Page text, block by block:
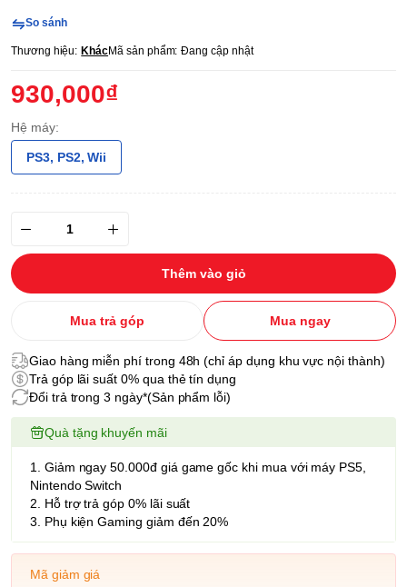
So sánh
Thương hiệu: KhácMã sản phẩm: Đang cập nhật
930,000₫
Hệ máy:
PS3, PS2, Wii
Thêm vào giỏ
Mua trả góp Mua ngay
Giao hàng miễn phí trong 48h (chỉ áp dụng khu vực nội thành)
Trả góp lãi suất 0% qua thẻ tín dụng
Đổi trả trong 3 ngày*(Sản phẩm lỗi)
Quà tặng khuyến mãi
1. Giảm ngay 50.000đ giá game gốc khi mua với máy PS5,
Nintendo Switch
2. Hỗ trợ trả góp 0% lãi suất
3. Phụ kiện Gaming giảm đến 20%
Mã giảm giá